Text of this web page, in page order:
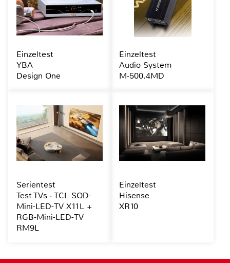
Einzeltest
YBA
Design One
Einzeltest
Audio System
M-500.4MD
Serientest
Test TVs · TCL SQD-
Mini-LED-TV X11L +
RGB-Mini-LED-TV
RM9L
Einzeltest
Hisense
XR10